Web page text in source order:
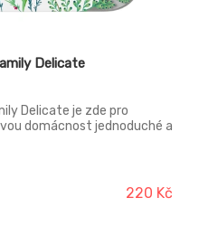
Delicate
Delicate je zde pro
domácnost jednoduché a
220 Kč